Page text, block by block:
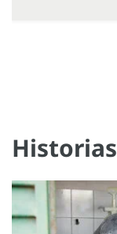
Historias